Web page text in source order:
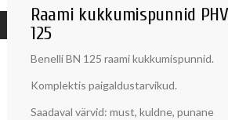
Raami kukkumispunnid
125
Benelli BN 125 raami kukkumispunnid.
Komplektis paigaldustarvikud.
Saadaval värvid: must, kuldne, punane